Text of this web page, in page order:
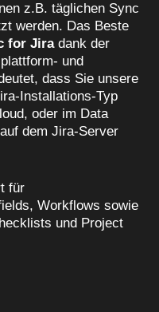
z.B. täglichen Sync
werden. Das Beste
for Jiradank der
und
dass Sie unsere
Installations-Typ
oder im Data
dem Jira-Server
für
Workflows sowie
und Project